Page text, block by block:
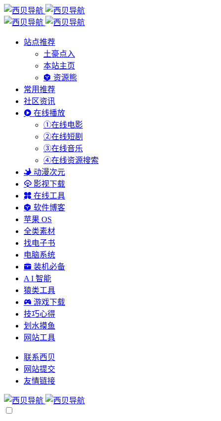
站点推荐
土豪点入
本站主页
资源熊
常用推荐
社区资讯
在线播放
①在线电影
②在线短剧
③在线音乐
④在线资源搜索
动漫次元
影视下载
在线工具
软件博客
苹果 OS
全类素材
找电子书
电脑系统
装机必备
A I 智能
猿类工具
游戏下载
技巧心得
划水摸鱼
网站工具
联系西贝
网站提交
友情链接